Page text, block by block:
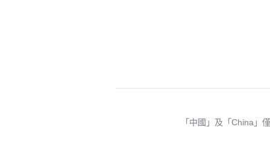
「中國」及「China」